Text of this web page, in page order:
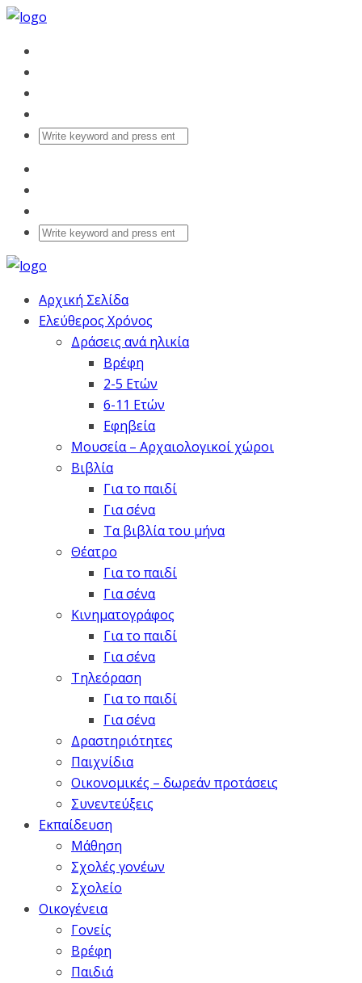
Αρχική Σελίδα
Ελεύθερος Χρόνος
Δράσεις ανά ηλικία
Βρέφη
2-5 Ετών
6-11 Ετών
Εφηβεία
Μουσεία – Αρχαιολογικοί χώροι
Βιβλία
Για το παιδί
Για σένα
Τα βιβλία του μήνα
Θέατρο
Για το παιδί
Για σένα
Κινηματογράφος
Για το παιδί
Για σένα
Τηλεόραση
Για το παιδί
Για σένα
Δραστηριότητες
Παιχνίδια
Οικονομικές – δωρεάν προτάσεις
Συνεντεύξεις
Εκπαίδευση
Μάθηση
Σχολές γονέων
Σχολείο
Οικογένεια
Γονείς
Βρέφη
Παιδιά